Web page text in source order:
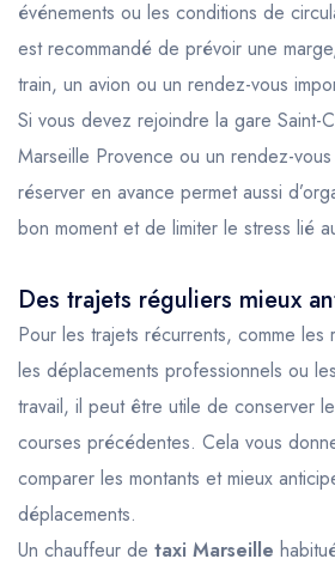
événements ou les conditions de
est recommandé de prévoir une
train, un avion ou un rendez-vous
Si vous devez rejoindre la gare Saint-
Marseille Provence ou un rendez-
réserver en avance permet aussi
bon moment et de limiter le stress lié
Des trajets réguliers mieux
Pour les trajets récurrents, comme les
les déplacements professionnels ou
travail, il peut être utile de conserver
courses précédentes. Cela vous
comparer les montants et mieux
déplacements.
Un chauffeur de taxi Marseille